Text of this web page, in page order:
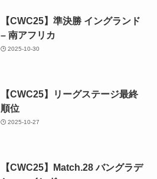
【CWC25】準決勝 イングランド
– 南アフリカ
2025-10-30
【CWC25】リーグステージ最終
順位
2025-10-27
【CWC25】Match.28 バングラデ